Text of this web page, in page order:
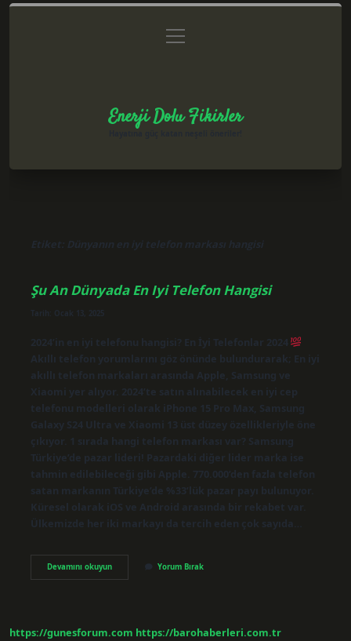
Gizlilik Politikası
menüyü
aç
Enerji Dolu Fikirler
Etiket: Dünyanın en iyi telefon markası hangisi
Şu An Dünyada En Iyi Telefon Hangisi
Tarih: Ocak 13, 2025
2024’in en iyi telefonu hangisi? En İyi Telefonlar 2024
Akıllı telefon yorumlarını göz önünde bulundurarak; En iyi
akıllı telefon markaları arasında Apple, Samsung ve
Xiaomi yer alıyor. 2024’te satın alınabilecek en iyi cep
telefonu modelleri olarak iPhone 15 Pro Max, Samsung
Galaxy S24 Ultra ve Xiaomi 13 üst düzey özellikleriyle öne
çıkıyor. 1 sırada hangi telefon markası var? Samsung
Türkiye’de pazar lideri! Pazardaki diğer lider marka ise
tahmin edilebileceği gibi Apple. 770.000’den fazla telefon
satan markanın Türkiye’de %33’lük pazar payı bulunuyor.
Küresel olarak iOS ve Android arasında bir rekabet var.
Ülkemizde her iki markayı da tercih eden çok sayıda…
Devamını okuyunŞu
An
Hangisi
Yorum Bırak
https://gunesforum.com https://barohaberleri.com.tr